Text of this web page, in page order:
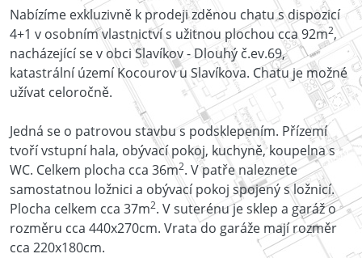
Nabízíme exkluzivně k prodeji zděnou chatu s dispozicí
4+1 v osobním vlastnictví s užitnou plochou cca 92m2,
nacházející se v obci Slavíkov - Dlouhý č.ev.69,
katastrální území Kocourov u Slavíkova. Chatu je možné
užívat celoročně.
Jedná se o patrovou stavbu s podsklepením. Přízemí
tvoří vstupní hala, obývací pokoj, kuchyně, koupelna s
WC. Celkem plocha cca 36m2. V patře naleznete
samostatnou ložnici a obývací pokoj spojený s ložnicí.
Plocha celkem cca 37m2. V suterénu je sklep a garáž o
rozměru cca 440x270cm. Vrata do garáže mají rozměr
cca 220x180cm.